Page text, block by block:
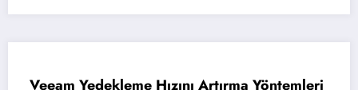
Hızını Artırma Yöntemleri AZURE
Azure